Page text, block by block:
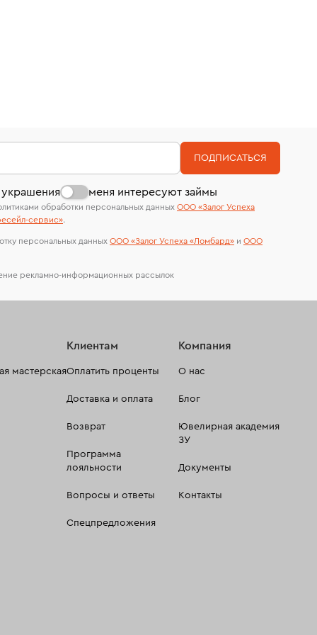
меня интересуют займы
ПОДПИСАТЬСЯ
обработки персональных данных ООО «Залог Успеха
сервиc».
персональных данных ООО «Залог Успеха «Ломбард» и ООО
рекламно-информационных рассылок
мастерская
Клиентам
Оплатить проценты
Доставка и оплата
Возврат
Программа
лояльности
Вопросы и ответы
Спецпредложения
Компания
О нас
Блог
Ювелирная академия
ЗУ
Документы
Контакты